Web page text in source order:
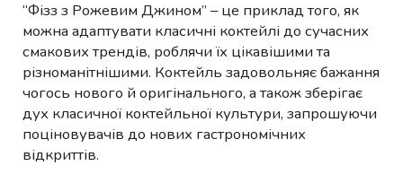
“Фізз з Рожевим Джином” – це приклад того, як
можна адаптувати класичні коктейлі до сучасних
смакових трендів, роблячи їх цікавішими та
різноманітнішими. Коктейль задовольняє бажання
чогось нового й оригінального, а також зберігає
дух класичної коктейльної культури, запрошуючи
поціновувачів до нових гастрономічних
відкриттів.